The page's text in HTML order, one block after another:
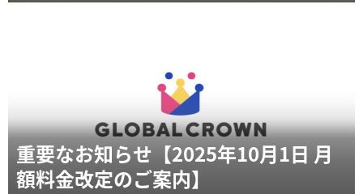
重要なお知らせ【2025年10月1日 月
額料金改定のご案内】